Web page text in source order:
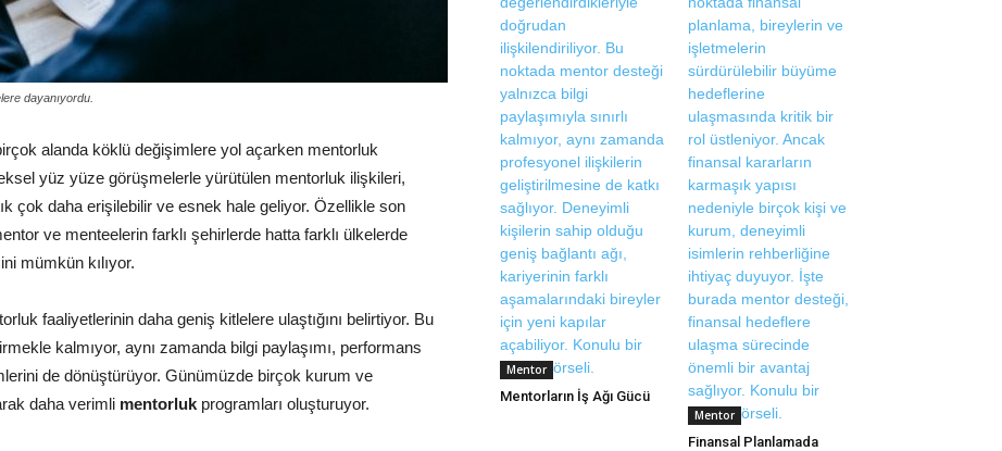
dayanıyordu.
alanda köklü değişimlere yol açarken mentorluk
yüz yüze görüşmelerle yürütülen mentorluk ilişkileri,
çok daha erişilebilir ve esnek hale geliyor. Özellikle son
ve menteelerin farklı şehirlerde hatta farklı ülkelerde
mümkün kılıyor.
faaliyetlerinin daha geniş kitlelere ulaştığını belirtiyor. Bu
kalmıyor, aynı zamanda bilgi paylaşımı, performans
de dönüştürüyor. Günümüzde birçok kurum ve
daha verimli mentorluk programları oluşturuyor.
Mentor
Mentorların İş Ağı Gücü
Mentor
Finansal Planlamada